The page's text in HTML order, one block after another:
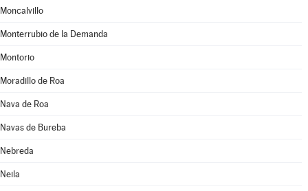
Moncalvillo
Monterrubio de la Demanda
Montorio
Moradillo de Roa
Nava de Roa
Navas de Bureba
Nebreda
Neila